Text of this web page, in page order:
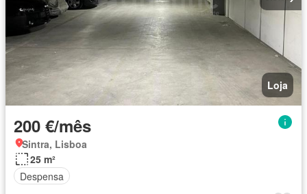
Loja
200 €/mês
Sintra, Lisboa
25 m²
Despensa